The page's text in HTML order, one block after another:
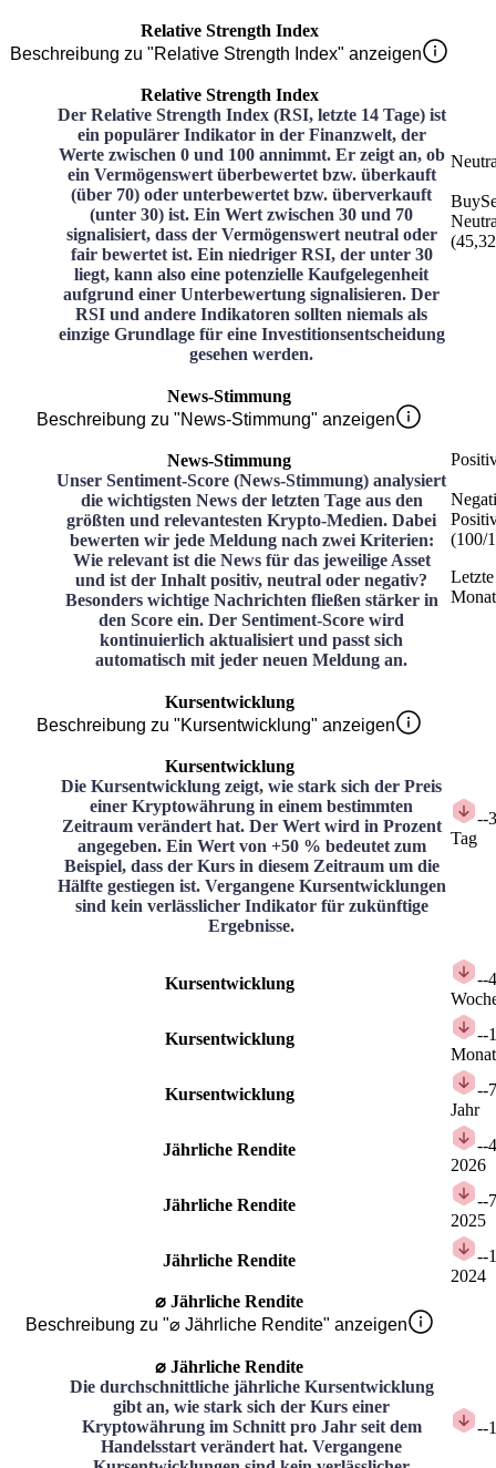
Relative Strength Index
Beschreibung zu "Relative Strength Index" anzeigen
Relative Strength Index
Der Relative Strength Index (RSI, letzte 14 Tage) ist
ein populärer Indikator in der Finanzwelt, der
Werte zwischen 0 und 100 annimmt. Er zeigt an, ob
ein Vermögenswert überbewertet bzw. überkauft
(über 70) oder unterbewertet bzw. überverkauft
(unter 30) ist. Ein Wert zwischen 30 und 70
signalisiert, dass der Vermögenswert neutral oder
fair bewertet ist. Ein niedriger RSI, der unter 30
liegt, kann also eine potenzielle Kaufgelegenheit
aufgrund einer Unterbewertung signalisieren. Der
RSI und andere Indikatoren sollten niemals als
einzige Grundlage für eine Investitionsentscheidung
gesehen werden.
Buy
(45,32
News-Stimmung
Beschreibung zu "News-Stimmung" anzeigen
News-Stimmung
Unser Sentiment-Score (News-Stimmung) analysiert
die wichtigsten News der letzten Tage aus den
größten und relevantesten Krypto-Medien. Dabei
bewerten wir jede Meldung nach zwei Kriterien:
Wie relevant ist die News für das jeweilige Asset
und ist der Inhalt positiv, neutral oder negativ?
Besonders wichtige Nachrichten fließen stärker in
den Score ein. Der Sentiment-Score wird
kontinuierlich aktualisiert und passt sich
automatisch mit jeder neuen Meldung an.
(100/
Kursentwicklung
Beschreibung zu "Kursentwicklung" anzeigen
Kursentwicklung
Die Kursentwicklung zeigt, wie stark sich der Preis
einer Kryptowährung in einem bestimmten
Zeitraum verändert hat. Der Wert wird in Prozent
angegeben. Ein Wert von +50 % bedeutet zum
Beispiel, dass der Kurs in diesem Zeitraum um die
Hälfte gestiegen ist. Vergangene Kursentwicklungen
sind kein verlässlicher Indikator für zukünftige
Ergebnisse.
--
Tag
Kursentwicklung --
Kursentwicklung --
Monat
Kursentwicklung --
Jahr
Jährliche Rendite --
2026
Jährliche Rendite --
2025
Jährliche Rendite --
2024
⌀ Jährliche Rendite
Beschreibung zu "⌀ Jährliche Rendite" anzeigen
⌀ Jährliche Rendite
Die durchschnittliche jährliche Kursentwicklung
gibt an, wie stark sich der Kurs einer
Kryptowährung im Schnitt pro Jahr seit dem
Handelsstart verändert hat. Vergangene
--